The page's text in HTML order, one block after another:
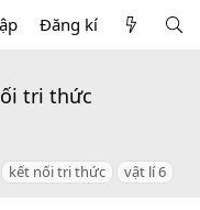
Đăng kí
tri thức
kết nối tri thức vật lí 6